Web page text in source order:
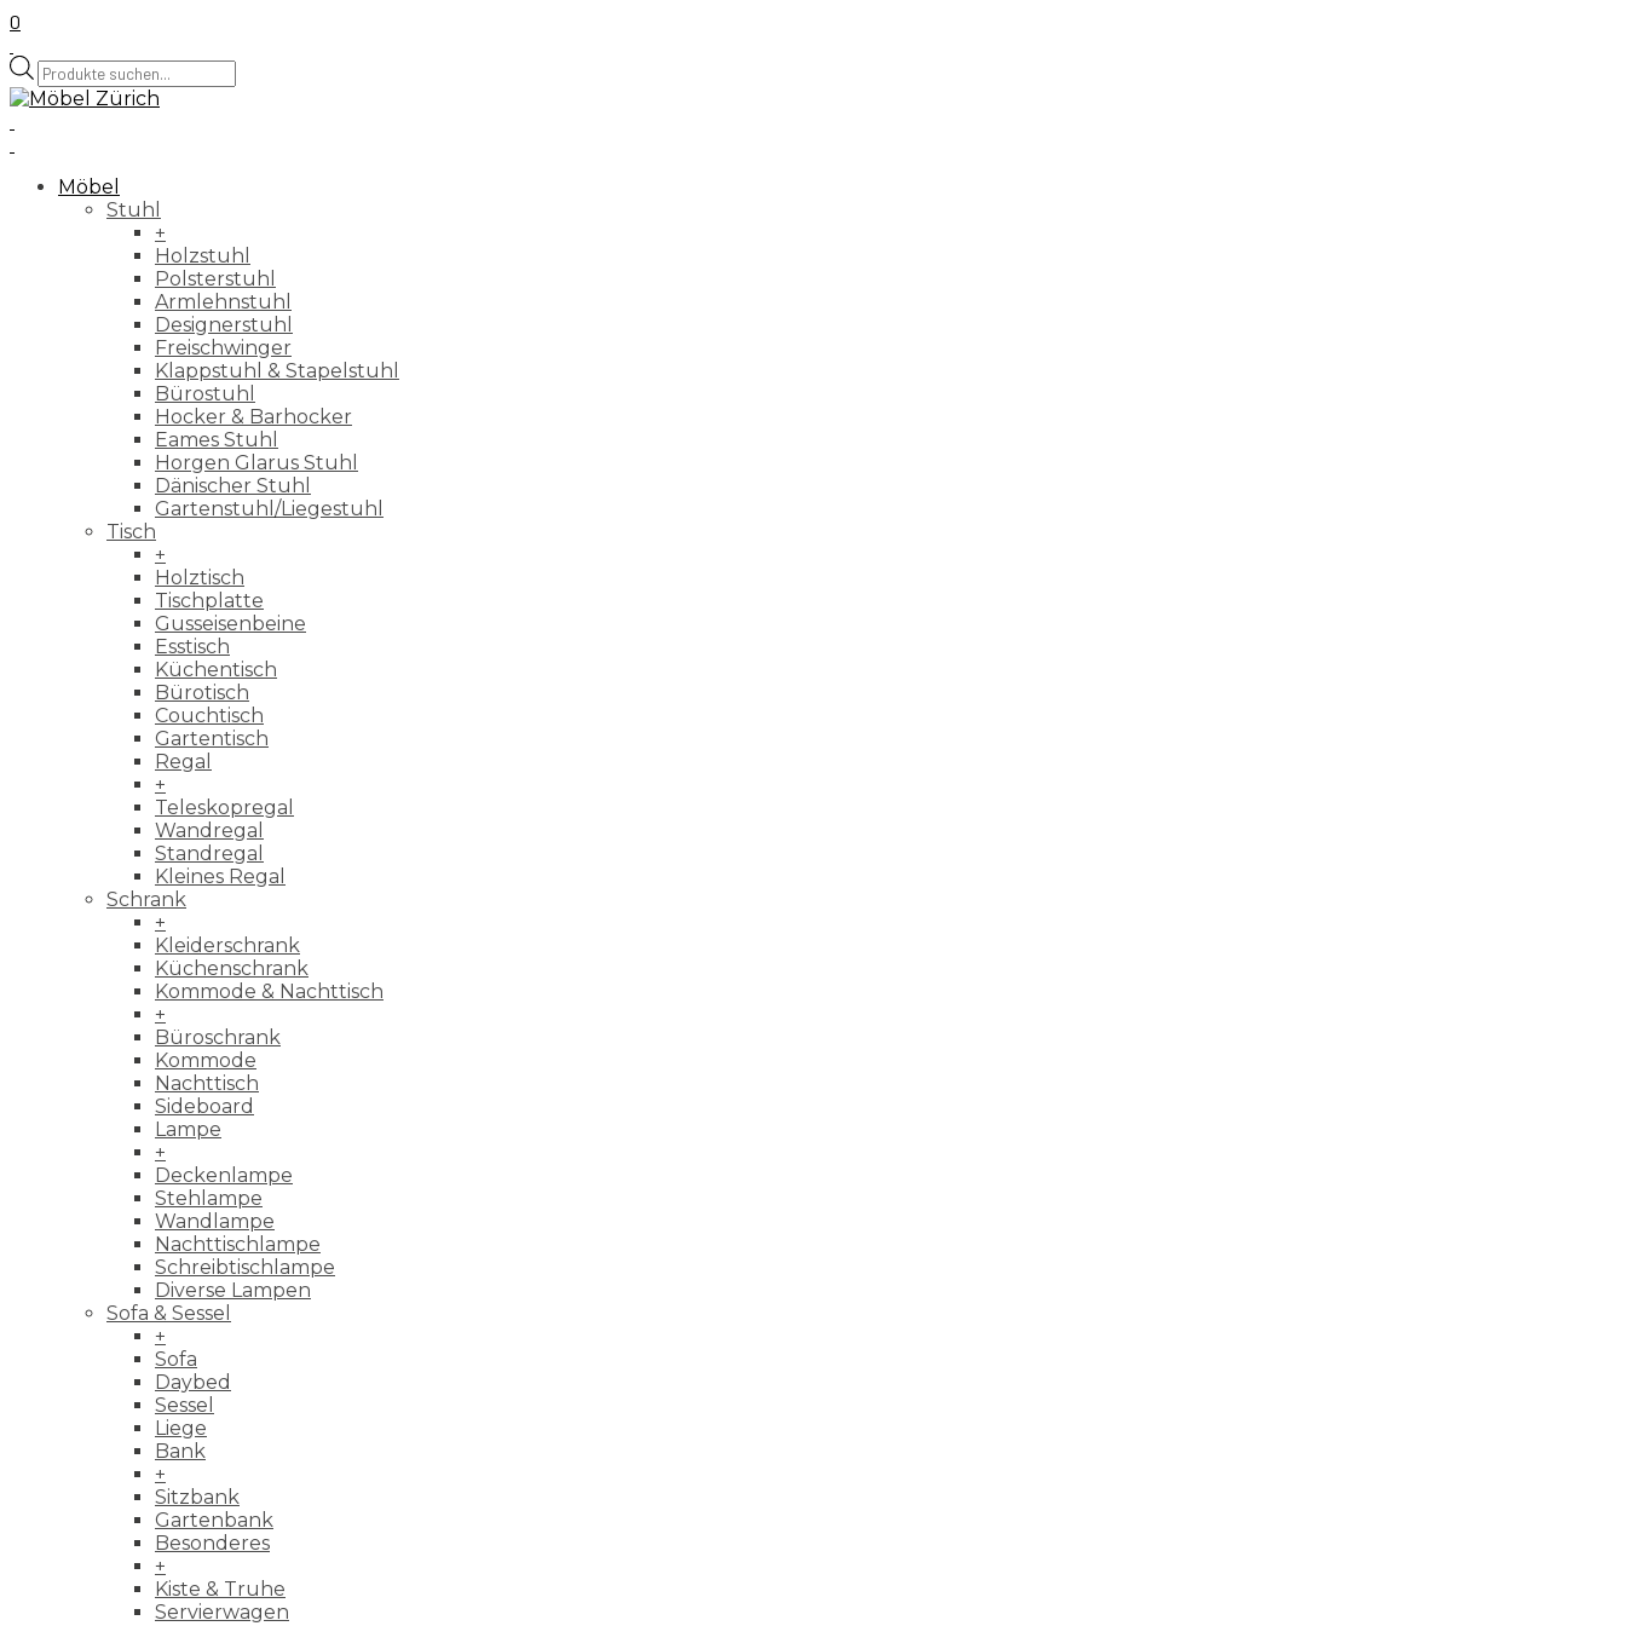
0
Products
search
Möbel
Stuhl
+
Holzstuhl
Polsterstuhl
Armlehnstuhl
Designerstuhl
Freischwinger
Klappstuhl & Stapelstuhl
Bürostuhl
Hocker & Barhocker
Eames Stuhl
Horgen Glarus Stuhl
Dänischer Stuhl
Gartenstuhl/Liegestuhl
Tisch
+
Holztisch
Tischplatte
Gusseisenbeine
Esstisch
Küchentisch
Bürotisch
Couchtisch
Gartentisch
Regal
+
Teleskopregal
Wandregal
Standregal
Kleines Regal
Schrank
+
Kleiderschrank
Küchenschrank
Kommode & Nachttisch
+
Büroschrank
Kommode
Nachttisch
Sideboard
Lampe
+
Deckenlampe
Stehlampe
Wandlampe
Nachttischlampe
Schreibtischlampe
Diverse Lampen
Sofa & Sessel
+
Sofa
Daybed
Sessel
Liege
Bank
+
Sitzbank
Gartenbank
Besonderes
+
Kiste & Truhe
Servierwagen